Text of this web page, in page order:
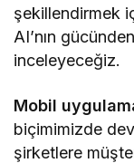
şekillendirmek
AI’nın
inceleyeceğiz.
Mobil
biçimimizde
şirketlere